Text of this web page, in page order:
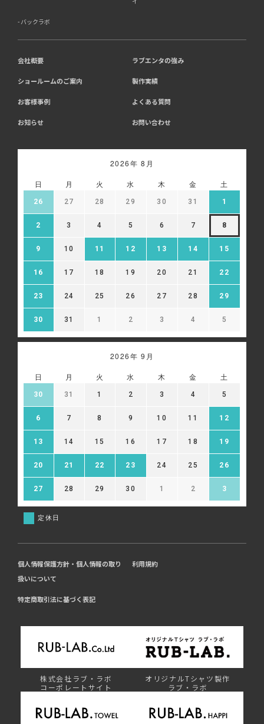
バックラボ
会社概要 ラブエンタの強み
ショールームのご案内 製作実績
お客様事例 よくある質問
お知らせ お問い合わせ
2026年 8月
日 月 火 水 木 金 土
26 27 28 29 30 31 1
2 3 4 5 6 7 8
9 10 11 12 13 14 15
16 17 18 19 20 21 22
23 24 25 26 27 28 29
30 31 1 2 3 4 5
2026年 9月
日 月 火 水 木 金 土
30 31 1 2 3 4 5
6 7 8 9 10 11 12
13 14 15 16 17 18 19
20 21 22 23 24 25 26
27 28 29 30 1 2 3
定休日
個人情報保護方針・個人情報の取り
扱いについて
利用規約
特定商取引法に基づく表記
株式会社ラブ・ラボ
コーポレートサイト
オリジナルTシャツ製作
ラブ・ラボ